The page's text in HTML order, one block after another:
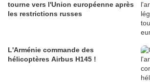
tourne vers l'Union européenne après
les restrictions russes
L'Arménie commande des
hélicoptères Airbus H145 !